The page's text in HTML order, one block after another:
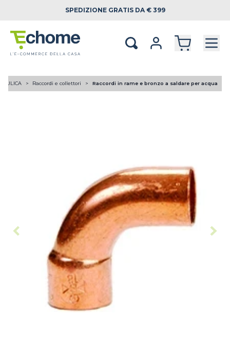
SPEDIZIONE GRATIS DA € 399
Raccordi e collettori Raccordi in rame e bronzo a saldare per acqua